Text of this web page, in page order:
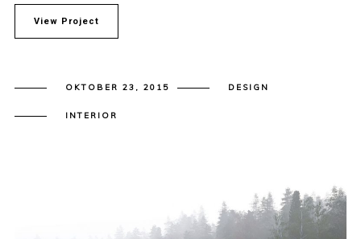
View Project
OKTOBER 23, 2015 DESIGN
INTERIOR